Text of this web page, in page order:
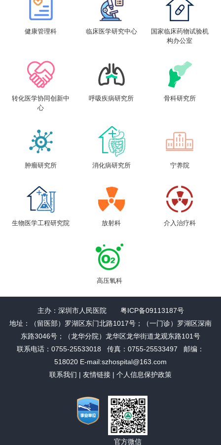
健康管理科 临床医学研究中心
国家临床药物试验机
构办公室
转化医学协同创新中
心
呼吸疾病研究所 骨科研究所
肿瘤研究所 消化病研究所 宁养院
生物医学工程研究院 放射科 介入治疗科
高压氧科
主办：深圳市人民医院 粤ICP备09113187号
地址：（留医部）罗湖区东门北路1017号；（一门诊）罗湖区深南
东路3046号；（龙华分院）龙华区龙华街道龙观东路101号
联系电话：0755-25533018 传真：0755-25533497 邮编：
518020 E-mail:szhospital@163.com
联系我们 | 友情链接 | 个人信息保护政策
官方微信